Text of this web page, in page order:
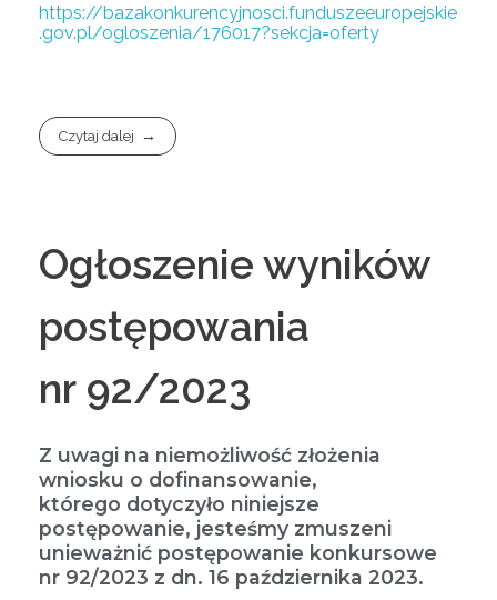
https://bazakonkurencyjnosci.funduszeeuropejskie
.gov.pl/ogloszenia/176017?sekcja=oferty
Czytaj dalej
Ogłoszenie wyników
postępowania
nr 92/2023
Z uwagi na niemożliwość złożenia
wniosku o dofinansowanie,
którego dotyczyło niniejsze
postępowanie, jesteśmy zmuszeni
unieważnić postępowanie konkursowe
nr 92/2023 z dn. 16 października 2023.